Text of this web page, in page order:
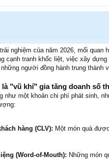
nghiệm của năm 2026, mối
cạnh tranh khốc liệt, việc xây
người đồng hành trung
là "vũ khí" gia tăng doanh số
như một khoản chi phí phát sinh,
hàng (CLV): Một món quà
(Word-of-Mouth): Những món